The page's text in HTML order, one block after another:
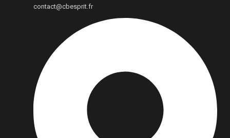
contact@cbesprit.fr